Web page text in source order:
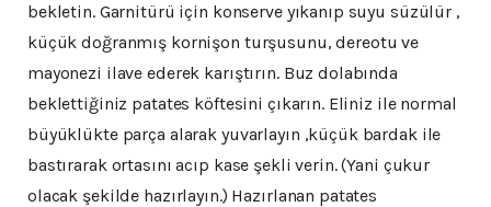
bekletin. Garnitürü için konserve yıkanıp suyu süzülür ,
küçük doğranmış kornişon turşusunu, dereotu ve
mayonezi ilave ederek karıştırın. Buz dolabında
beklettiğiniz patates köftesini çıkarın. Eliniz ile normal
büyüklükte parça alarak yuvarlayın ,küçük bardak ile
bastırarak ortasını acıp kase şekli verin. (Yani çukur
olacak şekilde hazırlayın.) Hazırlanan patates